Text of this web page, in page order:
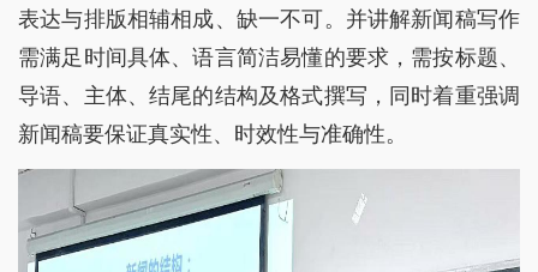
表达与排版相辅相成、缺一不可。并讲解新闻稿写作
需满足时间具体、语言简洁易懂的要求，需按标题、
导语、主体、结尾的结构及格式撰写，同时着重强调
新闻稿要保证真实性、时效性与准确性。